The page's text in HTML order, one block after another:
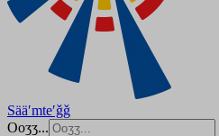
Sääʹmteʹǧǧ
Ooʒʒ...